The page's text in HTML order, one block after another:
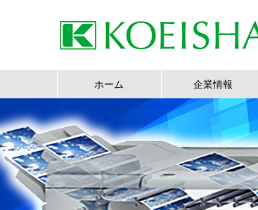
ホーム 企業情報